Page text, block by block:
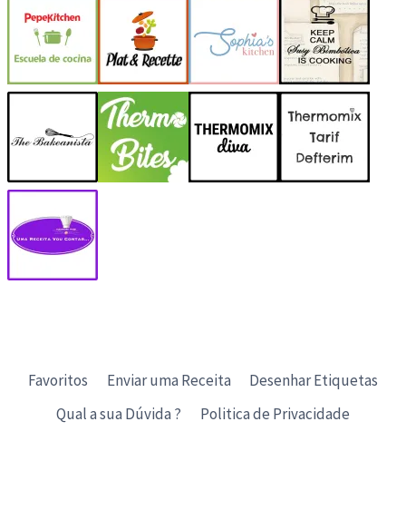
Favoritos Enviar uma Receita
Desenhar Etiquetas
Qual a sua Dúvida ?
Politica de Privacidade